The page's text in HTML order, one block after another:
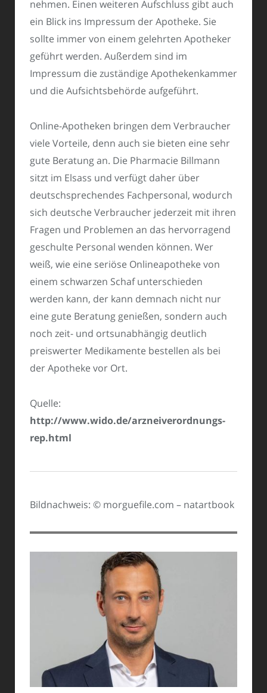
nehmen. Einen weiteren Aufschluss gibt auch
ein Blick ins Impressum der Apotheke. Sie
sollte immer von einem gelehrten Apotheker
geführt werden. Außerdem sind im
Impressum die zuständige Apothekenkammer
und die Aufsichtsbehörde aufgeführt.
Online-Apotheken bringen dem Verbraucher
viele Vorteile, denn auch sie bieten eine sehr
gute Beratung an. Die Pharmacie Billmann
sitzt im Elsass und verfügt daher über
deutschsprechendes Fachpersonal, wodurch
sich deutsche Verbraucher jederzeit mit ihren
Fragen und Problemen an das hervorragend
geschulte Personal wenden können. Wer
weiß, wie eine seriöse Onlineapotheke von
einem schwarzen Schaf unterschieden
werden kann, der kann demnach nicht nur
eine gute Beratung genießen, sondern auch
noch zeit- und ortsunabhängig deutlich
preiswerter Medikamente bestellen als bei
der Apotheke vor Ort.
Quelle:
http://www.wido.de/arzneiverordnungs-
rep.html
Bildnachweis: © morguefile.com – natartbook